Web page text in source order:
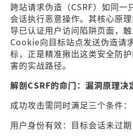
跨站请求伪造（CSRF）如同一
会话执行恶意操作。其核心原
导已认证用户访问陷阱页面，
Cookie向目标站点发送伪造请
标，正是精准揪出这类安全防
害的实战路径。
解剖CSRF的命门：漏洞原理决
成功攻击需同时满足三个条件：
用户身份有效：目标会话未过期